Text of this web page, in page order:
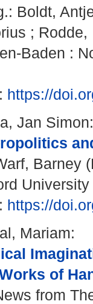
Boldt,
; Rodde,
Baden :
https://
Jan Simon:
Barney
https://
Mariam:
of
from